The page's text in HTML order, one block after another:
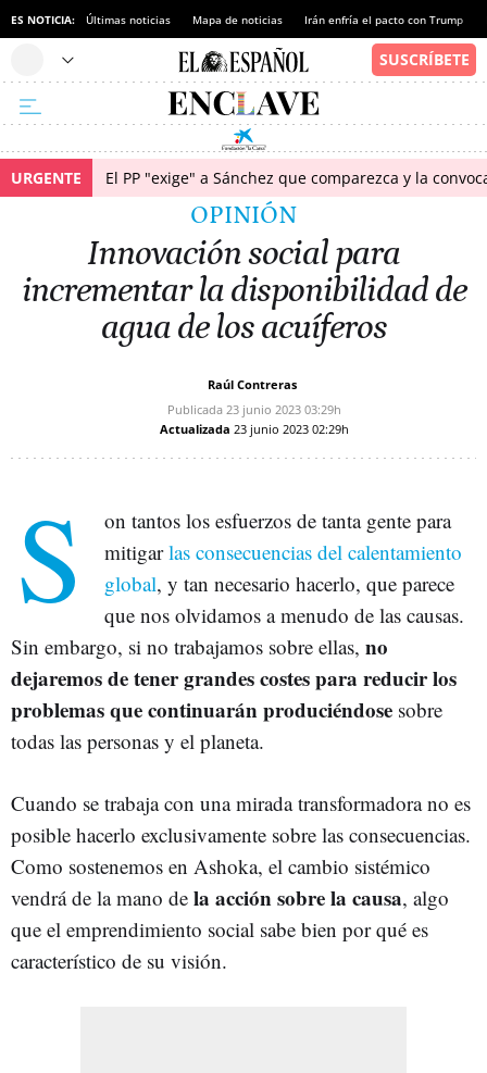
ES NOTICIA: Últimas noticias Mapa de noticias Irán enfría el pacto con Trump
URGENTE El PP "exige" a Sánchez que comparezca y la
OPINIÓN
Innovación social para
incrementar la disponibilidad de
agua de los acuíferos
Raúl Contreras
Publicada 23 junio 2023 03:29h
Actualizada 23 junio 2023 02:29h
S
on tantos los esfuerzos de tanta gente para
mitigarlas consecuencias del calentamiento
global, y tan necesario hacerlo, que parece
que nos olvidamos a menudo de las causas.
Sin embargo, si no trabajamos sobre ellas, no
dejaremos de tener grandes costes para reducir los
problemas que continuarán produciéndose sobre
todas las personas y el planeta.
Cuando se trabaja con una mirada transformadora no es
posible hacerlo exclusivamente sobre las consecuencias.
Como sostenemos en Ashoka, el cambio sistémico
vendrá de la mano de la acción sobre la causa, algo
que el emprendimiento social sabe bien por qué es
característico de su visión.